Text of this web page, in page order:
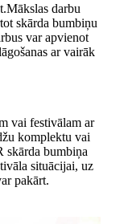
darbu
skārda bumbiņu
var apvienot
ar vairāk
vai festivālam ar
komplektu vai
skārda bumbiņa
situācijai, uz
pakārt.